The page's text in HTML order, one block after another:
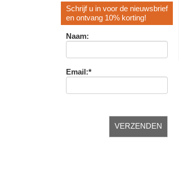
Schrijf u in voor de nieuwsbrief
en ontvang 10% korting!
Naam:
Email:*